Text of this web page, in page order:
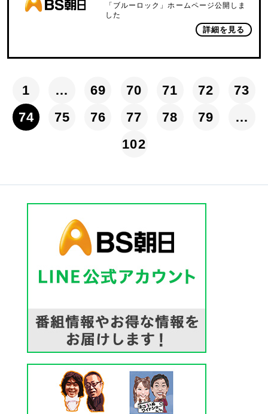
「ブルーロック」ホームページ公開しま
した
詳細を見る
1 … 69 70 71 72
73
74
75 76 77 78 79
…
102